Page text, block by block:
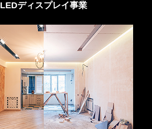
LEDディスプレイ事業